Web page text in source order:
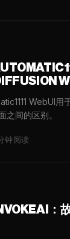
WebUI用
之间的区别。
钟阅读
：